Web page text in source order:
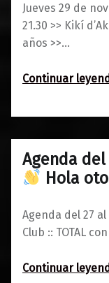
Jueves 29 de
21.30 >> Kikí
años >>…
Continuar
Agenda
Hola
Agenda del 27
Club :: TOTAL
Continuar
25/09/2018
0
Maravillas